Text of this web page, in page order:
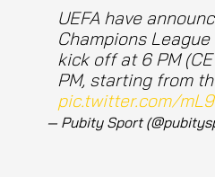
UEFA have
Champions
kick off at 6 PM
PM, starting from
pic.twitter.com/
— Pubity Sport